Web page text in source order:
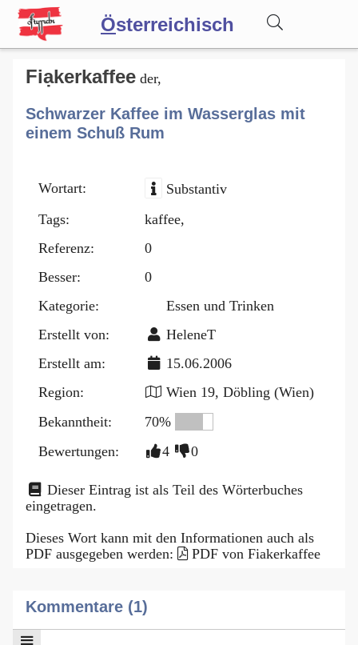
Österreichisch
Wörterbuch
Forum
Fiạkerkaffee der,
Schwarzer Kaffee im Wasserglas mit
einem Schuß Rum
Wortart:
Substantiv
Tags:
kaffee,
Referenz:
0
Besser:
0
Kategorie:
Essen und Trinken
Erstellt von:
HeleneT
Erstellt am:
15.06.2006
Region:
Wien 19, Döbling (Wien)
Bekanntheit:
70%
Bewertungen:
4 0
Dieser Eintrag ist als Teil des Wörterbuches
eingetragen.
Dieses Wort kann mit den Informationen auch als
PDF ausgegeben werden:
PDF von Fiakerkaffee
Kommentare (1)